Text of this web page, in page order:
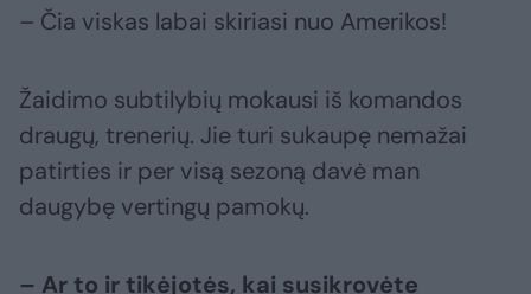
– Čia viskas labai skiriasi nuo Amerikos!
Žaidimo subtilybių mokausi iš komandos
draugų, trenerių. Jie turi sukaupę nemažai
patirties ir per visą sezoną davė man
daugybę vertingų pamokų.
– Ar to ir tikėjotės, kai susikrovėte